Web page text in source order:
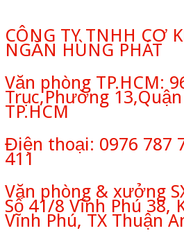
CÔNG TY TNHH CƠ
NGĂN HÙNG PHÁT
Văn phòng TP.HCM:
Trục,Phường
TP.HCM
Điện thoại: 0976 787
411
Văn phòng & xưởng
Số 41/8 Vĩnh Phú 38,
Vĩnh Phú, TX Thuận